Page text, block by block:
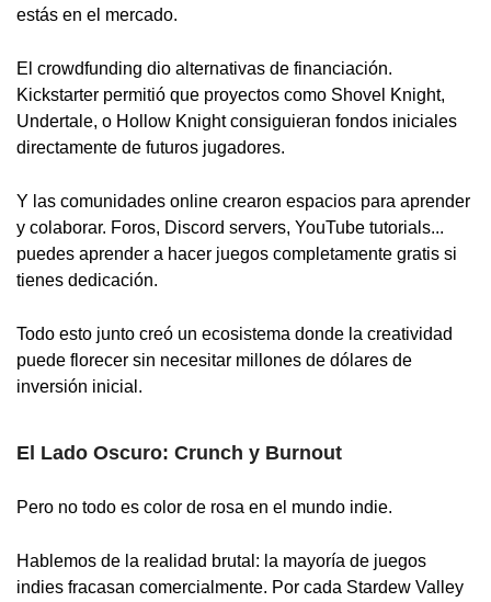
estás en el mercado.
El crowdfunding dio alternativas de financiación.
Kickstarter permitió que proyectos como Shovel Knight,
Undertale, o Hollow Knight consiguieran fondos iniciales
directamente de futuros jugadores.
Y las comunidades online crearon espacios para aprender
y colaborar. Foros, Discord servers, YouTube tutorials...
puedes aprender a hacer juegos completamente gratis si
tienes dedicación.
Todo esto junto creó un ecosistema donde la creatividad
puede florecer sin necesitar millones de dólares de
inversión inicial.
El Lado Oscuro: Crunch y Burnout
Pero no todo es color de rosa en el mundo indie.
Hablemos de la realidad brutal: la mayoría de juegos
indies fracasan comercialmente. Por cada Stardew Valley